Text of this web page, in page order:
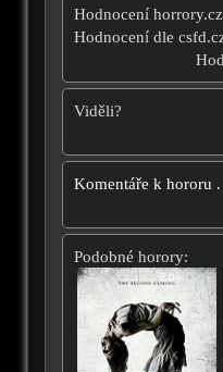
Hodnocení
Hodnocení dle
Viděli?
Komentáře k hororu .
Podobné horory: